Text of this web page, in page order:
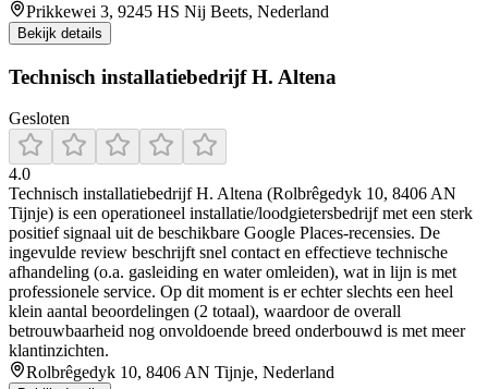
Prikkewei 3, 9245 HS Nij Beets, Nederland
Bekijk details
Technisch installatiebedrijf H. Altena
Gesloten
4.0
Technisch installatiebedrijf H. Altena (Rolbrêgedyk 10, 8406 AN
Tijnje) is een operationeel installatie/loodgietersbedrijf met een sterk
positief signaal uit de beschikbare Google Places-recensies. De
ingevulde review beschrijft snel contact en effectieve technische
afhandeling (o.a. gasleiding en water omleiden), wat in lijn is met
professionele service. Op dit moment is er echter slechts een heel
klein aantal beoordelingen (2 totaal), waardoor de overall
betrouwbaarheid nog onvoldoende breed onderbouwd is met meer
klantinzichten.
Rolbrêgedyk 10, 8406 AN Tijnje, Nederland